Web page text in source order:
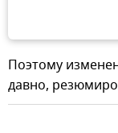
Поэтому
давно,